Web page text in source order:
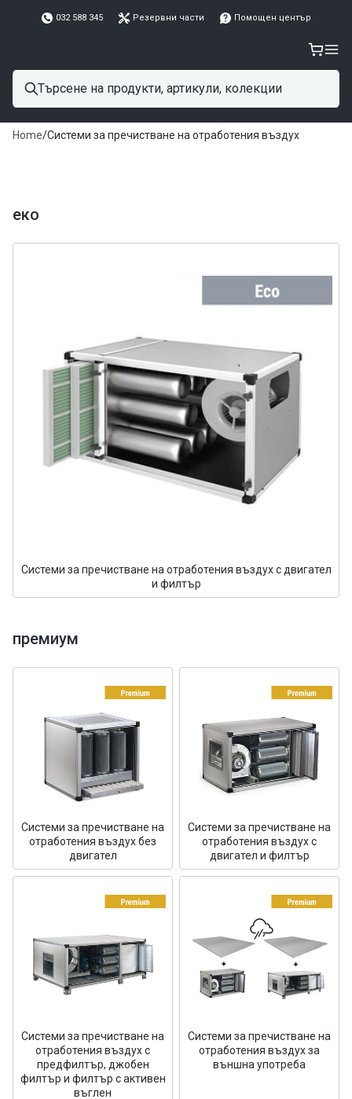
032 588 345 Резервни части Помощен център
Home/Системи за пречистване на отработения въздух
еко
Системи за пречистване на отработения въздух с двигател
и филтър
премиум
Системи за пречистване на
отработения въздух без
двигател
Системи за пречистване на
отработения въздух с
двигател и филтър
Системи за пречистване на
отработения въздух с
предфилтър, джобен
филтър и филтър с активен
въглен
Системи за пречистване на
отработения въздух за
външна употреба